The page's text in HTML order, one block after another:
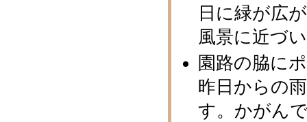
日に緑が広
風景に近づ
園路の脇に
昨日からの
す。かがん